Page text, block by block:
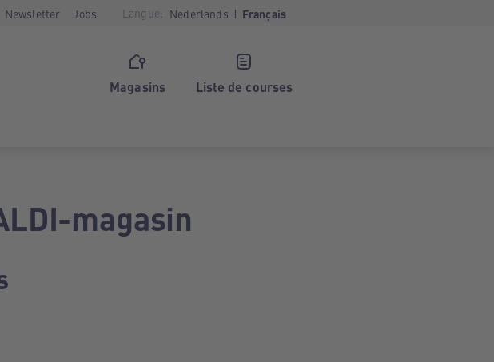
Newsletter Jobs Langue: Nederlands Français
Magasins Liste de courses
magasin